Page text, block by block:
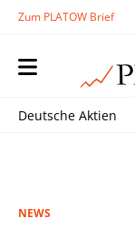
Zum PLATOW Brief
Deutsche Aktien
NEWS